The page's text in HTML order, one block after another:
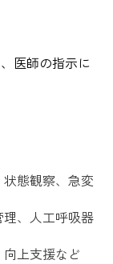
医師の指示に
態観察、急変
、人工呼吸器
上支援など